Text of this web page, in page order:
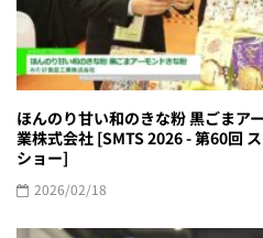
ほんのり甘い和のきな粉 黒ごまア
業株式会社 [SMTS 2026 - 第60回
ショー]
2026/02/18